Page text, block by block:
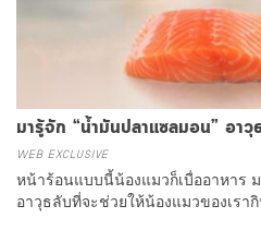
มารู้จัก “น้ำมันปลาแซลมอน” อาวุ
WEB EXCLUSIVE
หน้าร้อนแบบนี้น้องแมวก็เบื่ออาหาร
อาวุธลับที่จะช่วยให้น้องแมวของเรา